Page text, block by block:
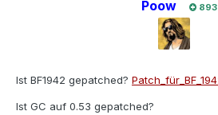
Poow 893
Ist BF1942 gepatched?
Ist GC auf 0.53 gepatched?